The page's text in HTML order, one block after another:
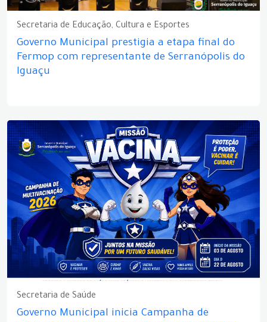
Secretaria de Educação, Cultura e Esportes
Governo Municipal prestigia a etapa final do
Fermop com representante de Serranópolis do
Iguaçu
Secretaria de Saúde
Governo Municipal inicia Campanha de